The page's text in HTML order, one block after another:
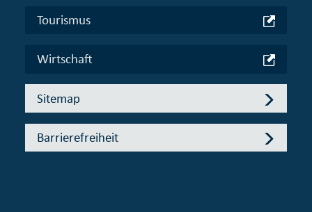
Tourismus
Wirtschaft
Sitemap
Barrierefreiheit